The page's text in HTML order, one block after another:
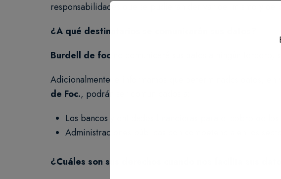
responsabilidades que se pudieran derivar del mismo y de
¿A qué destinatarios se comunicarán sus datos?
Burdell de foc
Adicionalmente le informamos que determinados datos,
de Foc., podrán ser comunicados a:
Los bancos y entidades financieras para el cobro de
Administraciones públicas con competencia en los
¿Cuáles son sus derechos cuando nos facilita sus